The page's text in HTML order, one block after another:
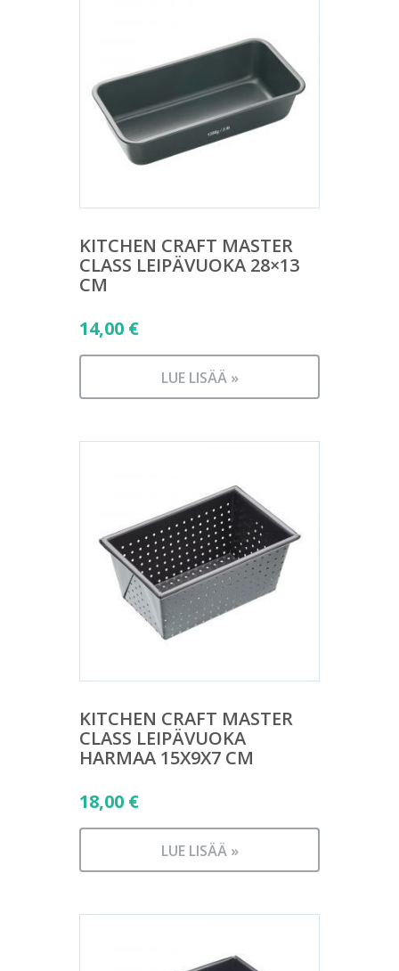
KITCHEN CRAFT MASTER
CLASS LEIPÄVUOKA 28×13
CM
14,00 €
LUE LISÄÄ »
KITCHEN CRAFT MASTER
CLASS LEIPÄVUOKA
HARMAA 15X9X7 CM
18,00 €
LUE LISÄÄ »